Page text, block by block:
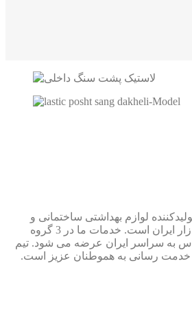
سابقه تولیدکننده لوازم بهداشتی ساختمانی و
تاسیسات ساختمانی در بازار ایران است. خدمات ما در 3 گروه
به سراسر ایران عرضه می شود. تیم
خدمت رسانی به هموطنان عزیز است.